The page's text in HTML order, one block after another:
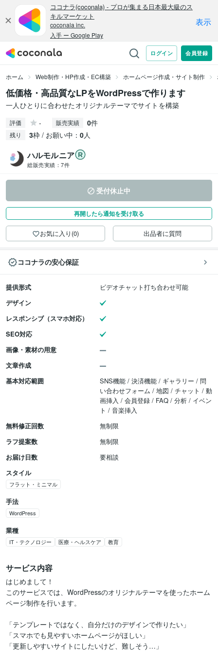
ホーム Web制作・HP作成・EC構築 ホームページ作成・サイト制作
低価格・高品質なLPをWordPressで作ります
一人ひとりに合わせたオリジナルテーマでサイトを構築
評価 - 販売実績 0件
残り 3枠 / お願い中： 0人
ハルモルニア
総販売実績： 7件
受付休止中
再開したら通知を受け取る
お気に入り(0) 出品者に質問
ココナラの安心保証
提供形式
ビデオチャット打ち合わせ可能
デザイン
レスポンシブ（スマホ対応）
SEO対応
画像・素材の用意
文章作成
基本対応範囲
SNS機能 / 決済機能 / ギャラリー / 問
い合わせフォーム / 地図 / チャット / 動
画挿入 / 会員登録 / FAQ / 分析 / イベン
ト / 音楽挿入
無料修正回数
無制限
ラフ提案数
無制限
お届け日数
要相談
スタイル
フラット・ミニマル
手法
WordPress
業種
IT・テクノロジー 医療・ヘルスケア 教育
サービス内容
はじめまして！
このサービスでは、WordPressのオリジナルテーマを使ったホーム
ページ制作を行います。
「テンプレートではなく、自分だけのデザインで作りたい」
「スマホでも見やすいホームページがほしい」
「更新しやすいサイトにしたいけど、難しそう…」